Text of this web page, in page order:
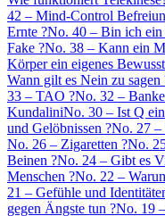
42 – Mind-Control
Ernte ?No. 40 – Bin ich ein
Fake ?No. 38 – Kann ein
Körper ein eigenes
Wann gilt es Nein zu sagen
33 – TAO ?No. 32 –
KundaliniNo. 30 – Ist Q
und Gelöbnissen ?No. 27 –
No. 26 – Zigaretten ?No.
Beinen ?No. 24 – Gibt es
Menschen ?No. 22 –
21 – Gefühle und
gegen Ängste tun ?No. 19